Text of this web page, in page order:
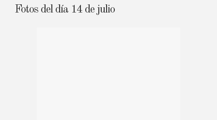
Fotos del día 14 de julio